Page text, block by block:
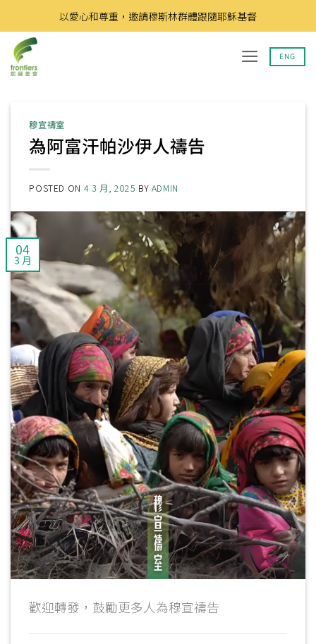
to
content
以愛心和尊重，邀請穆斯林群體跟隨耶穌基督
ENG
穆宣禱室
為阿富汗帕沙伊人禱告
POSTED ON 4 3 月, 2025 BY ADMIN
04
3 月
歡迎轉發，鼓勵更多人為穆宣禱告